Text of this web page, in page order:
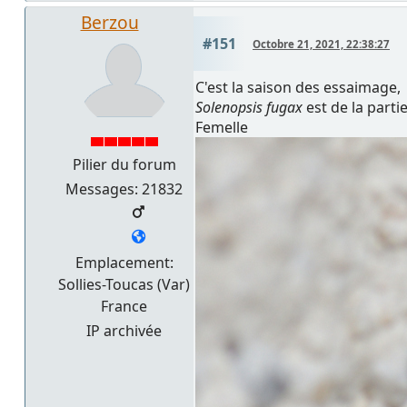
Berzou
Pilier du forum
Messages: 21832
Emplacement:
Sollies-Toucas (Var)
France
IP archivée
#151 Octobre 21, 2021, 22:38:27
C'est la saison des essaimage,
Solenopsis fugax est de la partie
Femelle